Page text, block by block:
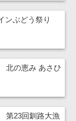
ンぶどう祭り
北の恵み あさひ
第23回釧路大漁